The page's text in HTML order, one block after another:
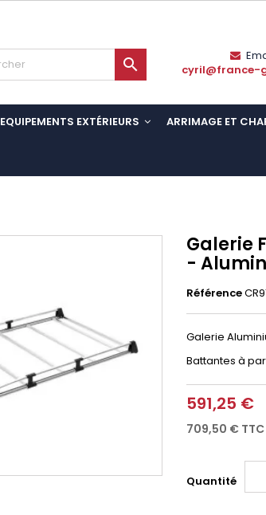

cyril@france-
EQUIPEMENTS EXTÉRIEURS ARRIMAGE ET
Galerie
-
Référence
Galerie
Battantes à
591,25 €
709,50 € TTC
Quantité